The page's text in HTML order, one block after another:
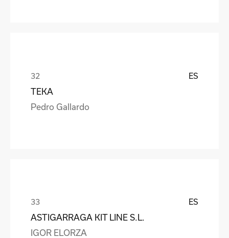
ES
TEKA
Pedro Gallardo
ES
ASTIGARRAGA KIT LINE S.L.
IGOR ELORZA